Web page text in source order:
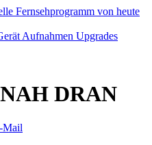
Aufnahmen Upgrades
DRAN
Mail